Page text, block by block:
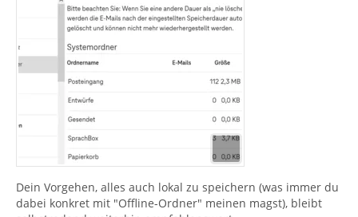
Dein Vorgehen, alles auch lokal zu speichern (was immer du
dabei konkret mit "Offline-Ordner" meinen magst), bleibt